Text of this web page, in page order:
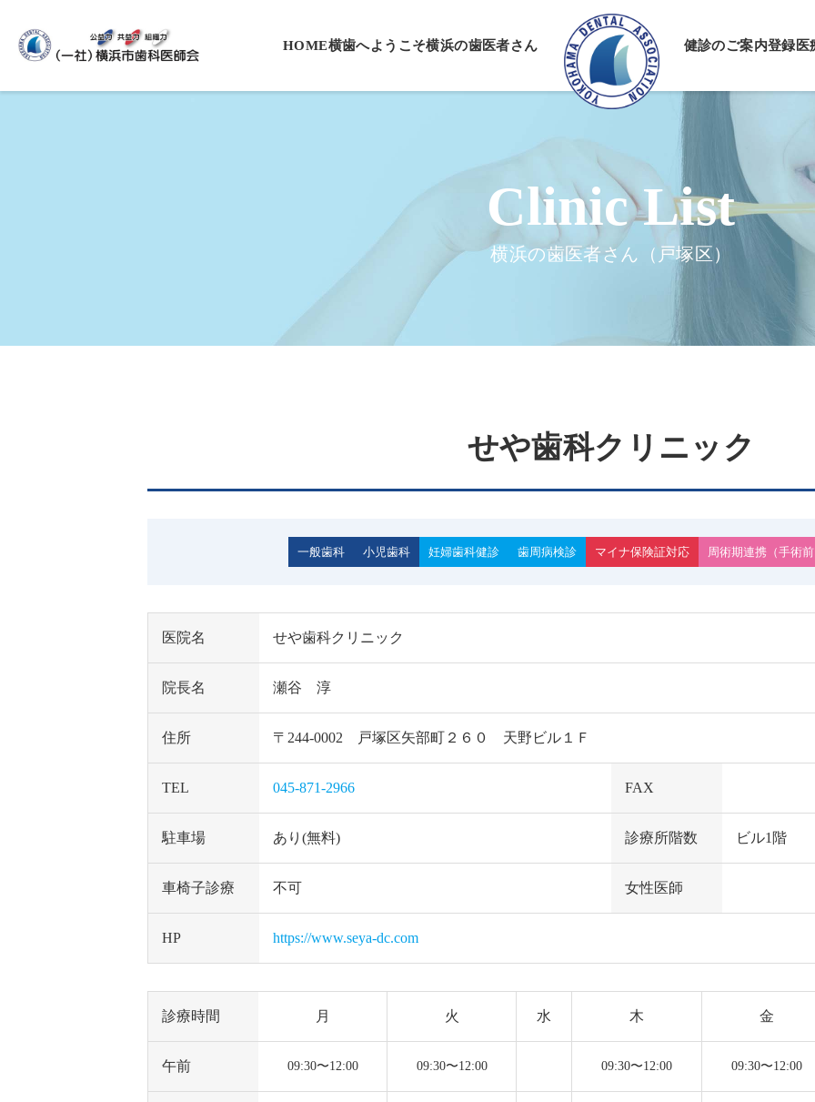
HOME横歯へようこそ横浜の歯医者さん 健診のご案内登録医
横浜の歯医者さん（戸塚区）
せや歯科クリニック
一般歯科 小児歯科 妊婦歯科健診 歯周病検診 マイナ保険証対応 周術期連携 手術
医院名 せや歯科クリニック
院長名 瀬谷 淳
住所 〒244-0002 戸塚区矢部町２６０ 天野ビル１Ｆ
TEL 045-871-2966 FAX
駐車場 あり(無料) 診療所階数 ビル1階
車椅子診療 不可 女性医師
HP https://www.seya-dc.com
診療時間 月 火 水 木 金
午前 09:30〜12:00 09:30〜12:00 09:30〜12:00 09:30〜12:00